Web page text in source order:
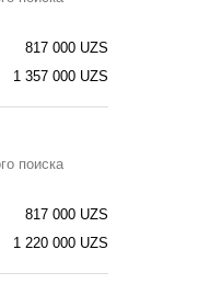
817 000 UZS
1 357 000 UZS
поиска
817 000 UZS
1 220 000 UZS